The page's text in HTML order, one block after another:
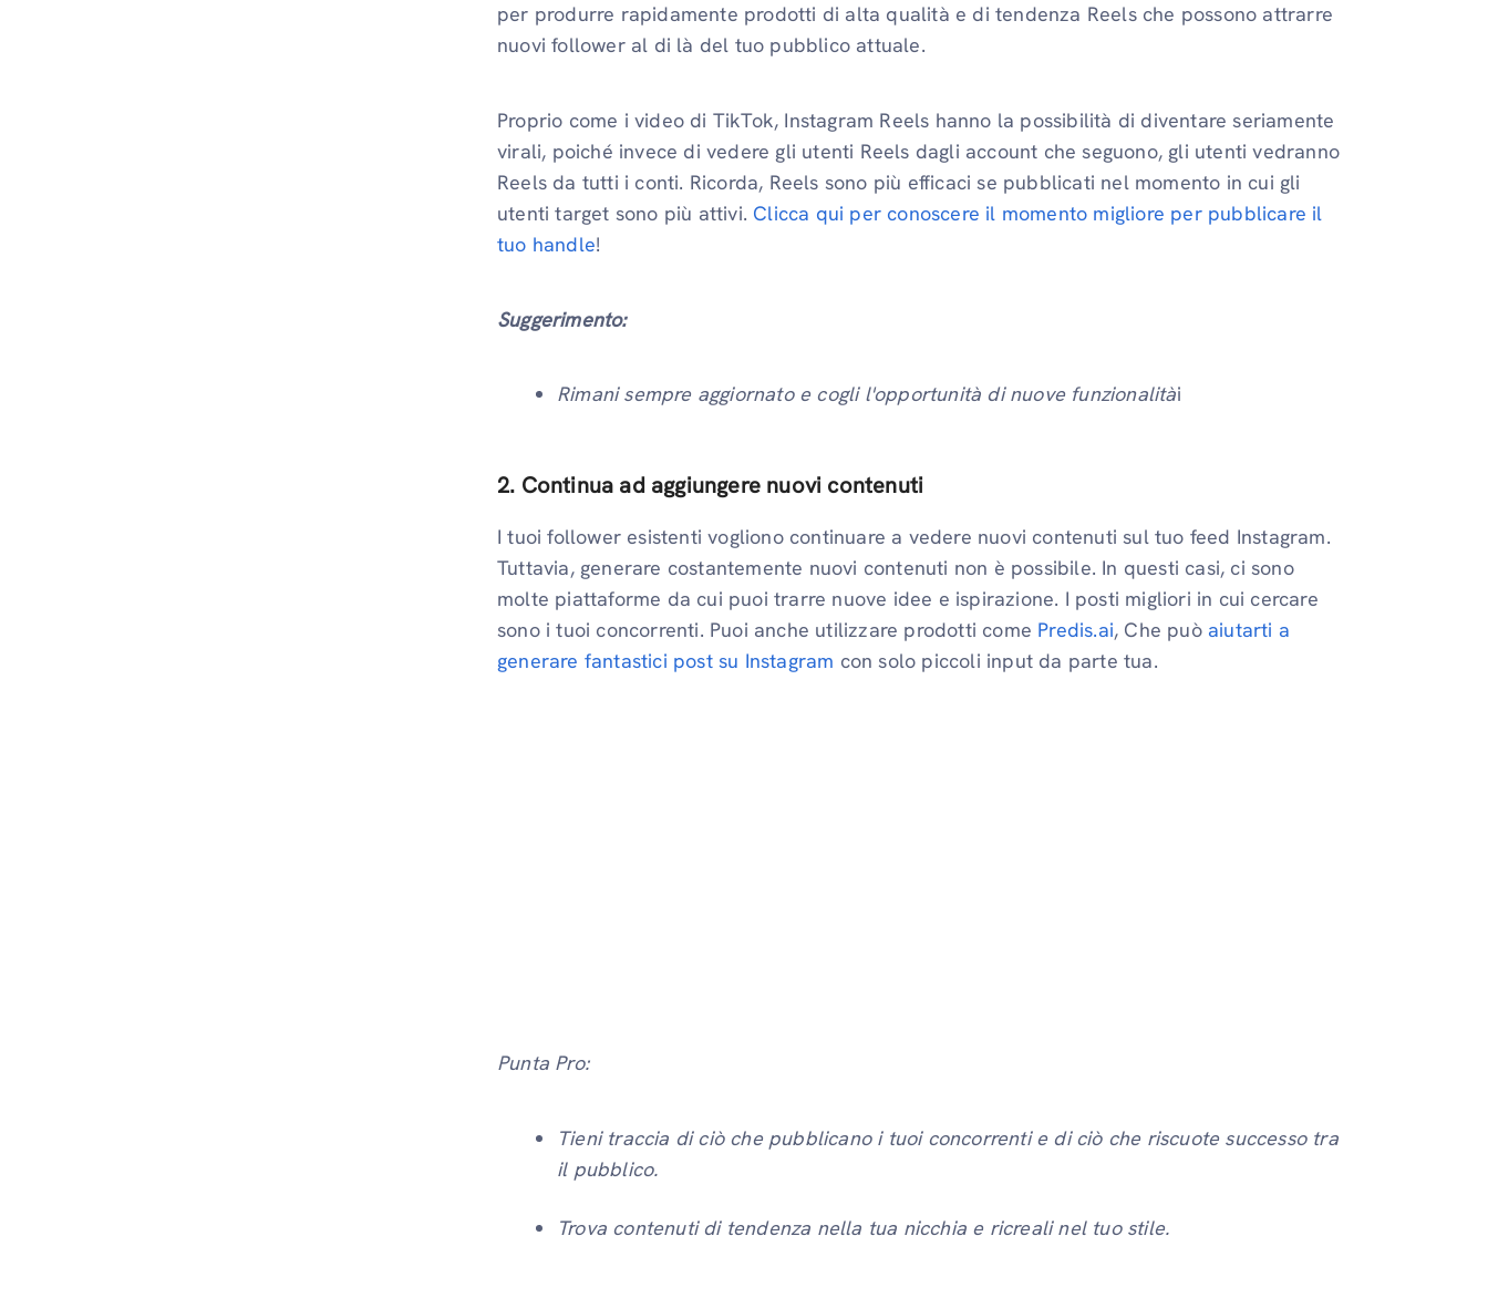
per produrre rapidamente prodotti di alta qualità e di tendenza Reels che possono attrarre
nuovi follower al di là del tuo pubblico attuale.
Proprio come i video di TikTok, Instagram Reels hanno la possibilità di diventare seriamente
virali, poiché invece di vedere gli utenti Reels dagli account che seguono, gli utenti vedranno
Reels da tutti i conti. Ricorda, Reels sono più efficaci se pubblicati nel momento in cui gli
utenti target sono più attivi. Clicca qui per conoscere il momento migliore per pubblicare il
tuo handle!
Suggerimento:
Rimani sempre aggiornato e cogli l'opportunità di nuove funzionalitài
2. Continua ad aggiungere nuovi contenuti
I tuoi follower esistenti vogliono continuare a vedere nuovi contenuti sul tuo feed Instagram.
Tuttavia, generare costantemente nuovi contenuti non è possibile. In questi casi, ci sono
molte piattaforme da cui puoi trarre nuove idee e ispirazione. I posti migliori in cui cercare
sono i tuoi concorrenti. Puoi anche utilizzare prodotti come Predis.ai, Che può aiutarti a
generare fantastici post su Instagram con solo piccoli input da parte tua.
Punta Pro:
Tieni traccia di ciò che pubblicano i tuoi concorrenti e di ciò che riscuote successo tra
il pubblico.
Trova contenuti di tendenza nella tua nicchia e ricreali nel tuo stile.